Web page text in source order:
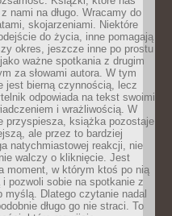
nami na długo. Wracamy do
skojarzeniami. Niektóre
do życia, inne pomagają
okres, jeszcze inne po prostu
ważne spotkania z drugim
za słowami autora. W tym
jest bierną czynnością, lecz
odpowiada na tekst swoimi
i wrażliwością. W
przyspiesza, książka pozostaje
ale przez to bardziej
natychmiastowej reakcji, nie
walczy o kliknięcie. Jest
moment, w którym ktoś po nią
pozwoli sobie na spotkanie z
myślą. Dlatego czytanie nadal
długo go nie straci. To